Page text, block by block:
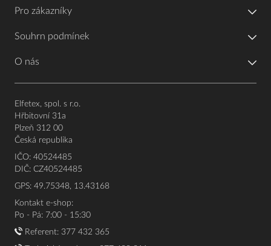
Pro zákazníky
Souhrn podmínek
O nás
Elfetex, spol. s r.o.
Hřbitovní 31a
Plzeň 312 00
Česká republika
IČO: 40524485
DIČ: CZ40524485
GPS: 49.75348, 13.43168
Kontakt e-shop:
Po - Pá: 7:00 - 15:30
Referent: 377 432 365